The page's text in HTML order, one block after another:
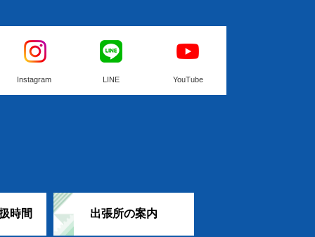
Instagram LINE YouTube
時間 出張所の案内